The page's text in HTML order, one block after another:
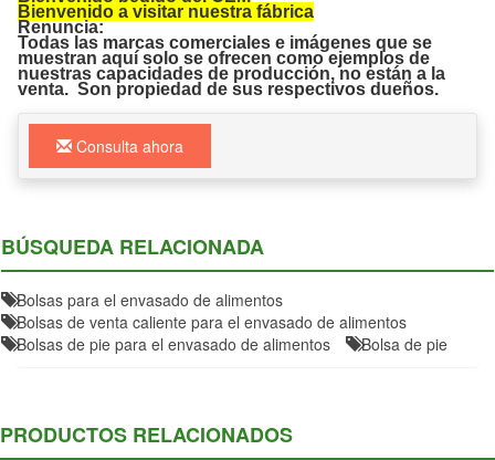
Bienvenido a visitar nuestra fábrica
Renuncia:
Todas las marcas comerciales e imágenes que se
muestran aquí solo se ofrecen como ejemplos de
nuestras capacidades de producción, no están a la
venta. Son propiedad de sus respectivos dueños.
Consulta ahora
BÚSQUEDA RELACIONADA
Bolsas para el envasado de alimentos
Bolsas de venta caliente para el envasado de alimentos
Bolsas de pie para el envasado de alimentos
Bolsa de pie
PRODUCTOS RELACIONADOS